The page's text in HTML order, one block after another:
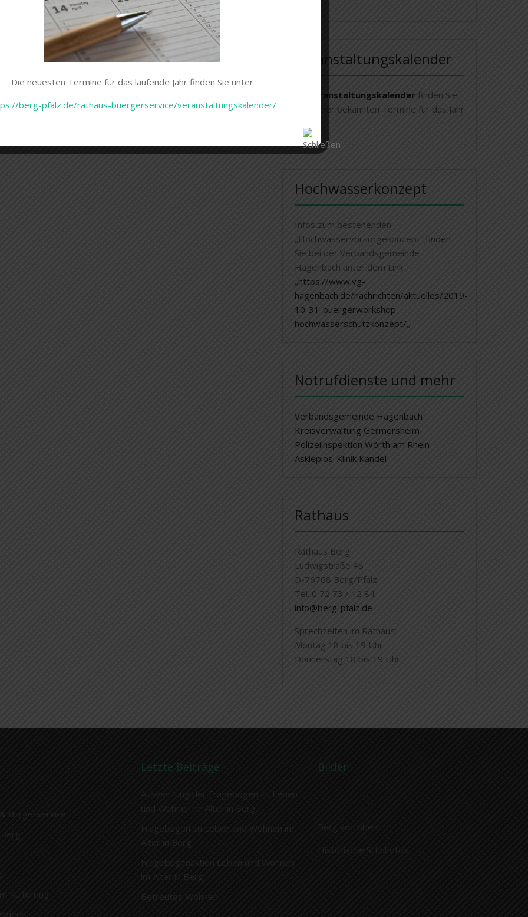
Veranstaltungskalender
Veranstaltungskalender finden Sie
die bisher bekannten Termine für das Jahr
Hochwasserkonzept
Infos zum bestehenden
„Hochwasservorsorgekonzept“ finden
Sie bei der Verbandsgemeinde
Hagenbach unter dem Link
„https://www.vg-
hagenbach.de/nachrichten/aktuelles/2019-
10-31-buergerworkshop-
hochwasserschutzkonzept/„
Notrufdienste und mehr
Verbandsgemeinde Hagenbach
Kreisverwaltung Germersheim
Polizeiinspektion Wörth am Rhein
Asklepios-Klinik Kandel
Rathaus
Rathaus Berg
Ludwigstraße 48
D-76768 Berg/Pfalz
Tel. 0 72 73 / 12 84
info@berg-pfalz.de
Sprechzeiten im Rathaus:
Montag 18 bis 19 Uhr
Donnerstag 18 bis 19 Uhr
Bürgerservice
Kulturring
Letzte Beiträge
Auswertung der Fragebogen zu Leben
und Wohnen im Alter in Berg
Fragebogen zu Leben und Wohnen im
Alter in Berg
Fragebogenaktion Leben und Wohnen
im Alter in Berg
Betreutes Wohnen
Bilder
Berg von oben
Historische Schulfotos
Die neuesten Termine für das laufende Jahr finden Sie unter
berg-pfalz.de/rathaus-buergerservice/veranstaltungskalender/